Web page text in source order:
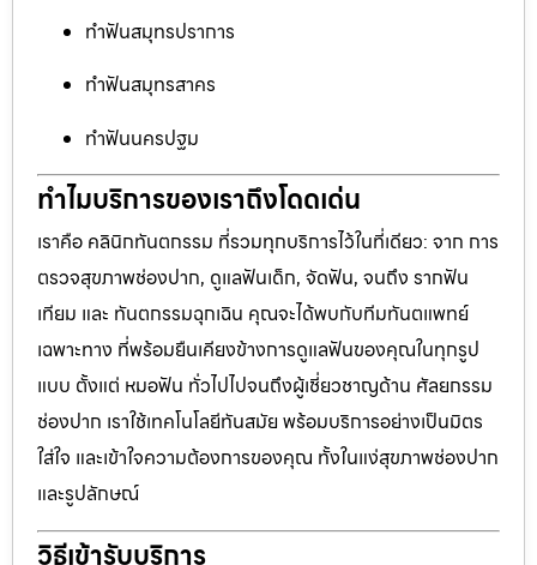
ทำฟันสมุทรปราการ
ทำฟันสมุทรสาคร
ทำฟันนครปฐม
ทำไมบริการของเราถึงโดดเด่น
เราคือ คลินิกทันตกรรม ที่รวมทุกบริการไว้ในที่เดียว: จาก การ
ตรวจสุขภาพช่องปาก, ดูแลฟันเด็ก, จัดฟัน, จนถึง รากฟัน
เทียม และ ทันตกรรมฉุกเฉิน คุณจะได้พบกับทีมทันตแพทย์
เฉพาะทาง ที่พร้อมยืนเคียงข้างการดูแลฟันของคุณในทุกรูป
แบบ ตั้งแต่ หมอฟัน ทั่วไปไปจนถึงผู้เชี่ยวชาญด้าน ศัลยกรรม
ช่องปาก เราใช้เทคโนโลยีทันสมัย พร้อมบริการอย่างเป็นมิตร
ใส่ใจ และเข้าใจความต้องการของคุณ ทั้งในแง่สุขภาพช่องปาก
และรูปลักษณ์
วิธีเข้ารับบริการ